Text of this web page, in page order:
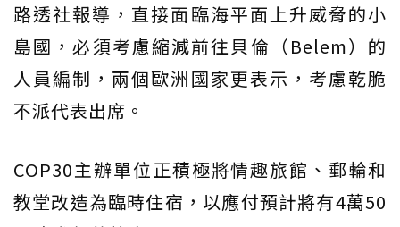
路透社報導，直接面臨海平面上升威脅的小
島國，必須考慮縮減前往貝倫（Belem）的
人員編制，兩個歐洲國家更表示，考慮乾脆
不派代表出席。
COP30主辦單位正積極將情趣旅館、郵輪和
教堂改造為臨時住宿，以應付預計將有4萬50